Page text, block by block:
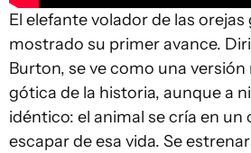
El elefante volador de las orejas
mostrado su primer avance.
Burton, se ve como una
gótica de la historia, aunque a
idéntico: el animal se cría en un
escapar de esa vida. Se